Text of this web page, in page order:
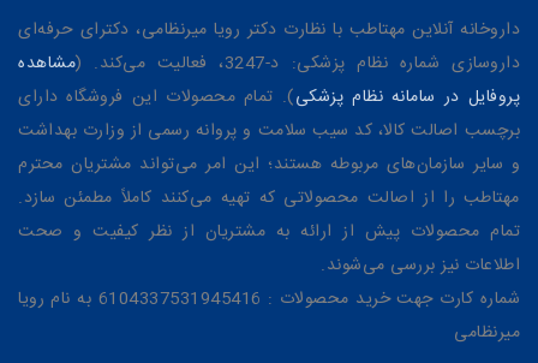
داروخانه آنلاین مهتاطب با نظارت دکتر رویا میرنظامی، دکترای حرفه‌ای
داروسازی شماره نظام پزشکی: د-3247، فعالیت می‌کند. (
مشاهده
پروفایل در سامانه نظام پزشکی). تمام محصولات این فروشگاه دارای
برچسب اصالت کالا، کد سیب سلامت و پروانه رسمی از وزارت بهداشت
و سایر سازمان‌های مربوطه هستند؛ این امر می‌تواند مشتریان محترم
مهتاطب را از اصالت محصولاتی که تهیه می‌کنند کاملاً مطمئن سازد.
تمام محصولات پیش از ارائه به مشتریان از نظر کیفیت و صحت
اطلاعات نیز بررسی می‌شوند.
شماره کارت جهت خرید محصولات : 6104337531945416 به نام رویا
میرنظامی